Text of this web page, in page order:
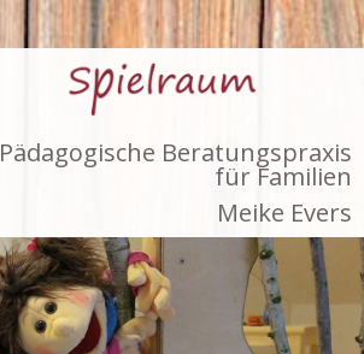
Pädagogische Beratungspraxis
für Familien
Meike Evers